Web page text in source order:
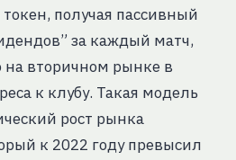
получая пассивный
за каждый матч,
на вторичном рынке в
к клубу. Такая модель
рост рынка
к 2022 году превысил